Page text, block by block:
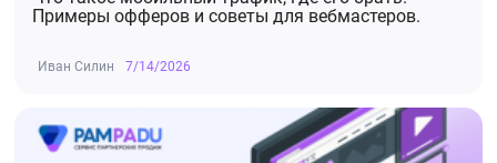
Примеры офферов и советы для вебмастеров.
Иван Силин 7/14/2026